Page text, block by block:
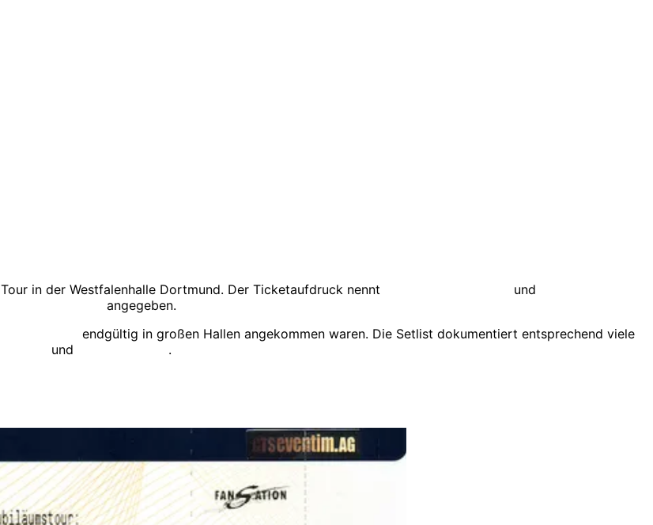
Tour in der Westfalenhalle Dortmund. Der Ticketaufdruck nennt und
angegeben.
endgültig in großen Hallen angekommen waren. Die Setlist dokumentiert entsprechend viele
und .